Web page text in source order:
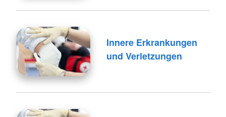
Innere Erkrankungen
und Verletzungen